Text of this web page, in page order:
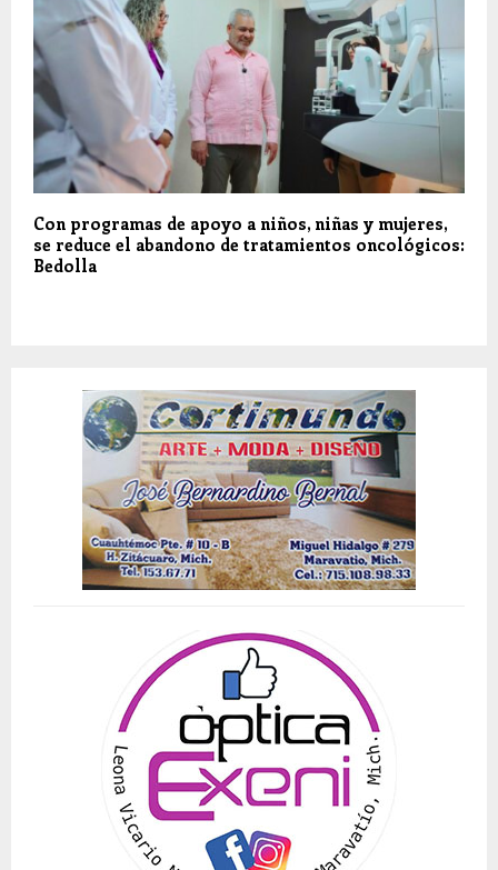
Con programas de apoyo a niños, niñas y mujeres,
se reduce el abandono de tratamientos oncológicos:
Bedolla